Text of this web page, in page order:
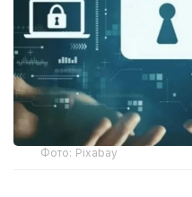
Фото: Pixabay